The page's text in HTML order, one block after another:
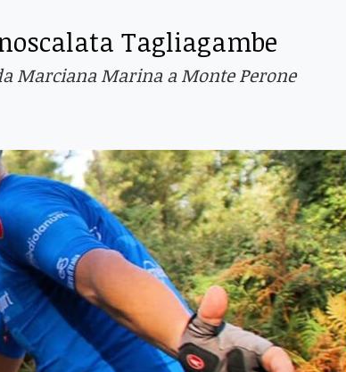
Tagliagambe
Marciana Marina a Monte Perone